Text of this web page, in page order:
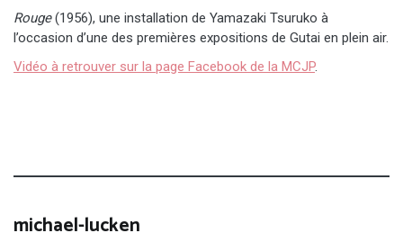
Rouge(1956), une installation de Yamazaki Tsuruko à
l’occasion d’une des premières expositions de Gutai en plein air.
Vidéo à retrouver sur la page Facebook de la MCJP.
michael-lucken